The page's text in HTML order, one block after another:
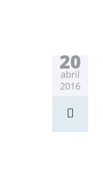
20
abril
2016